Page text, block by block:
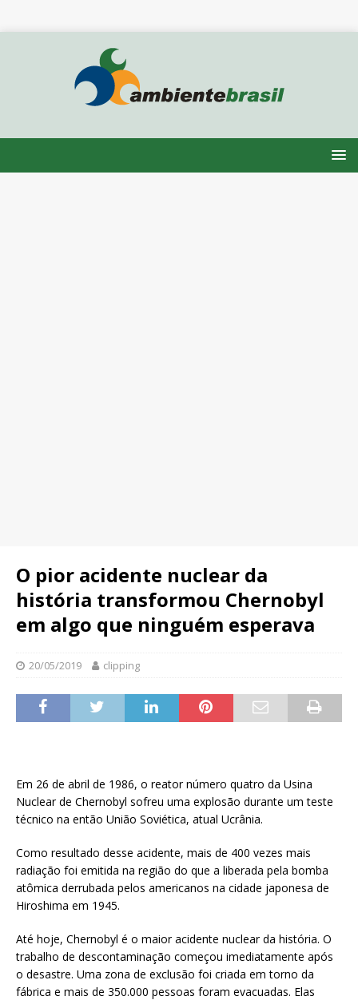
O pior acidente nuclear da
história transformou Chernobyl
em algo que ninguém esperava
20/05/2019 clipping
Em 26 de abril de 1986, o reator número quatro da Usina
Nuclear de Chernobyl sofreu uma explosão durante um teste
técnico na então União Soviética, atual Ucrânia.
Como resultado desse acidente, mais de 400 vezes mais
radiação foi emitida na região do que a liberada pela bomba
atômica derrubada pelos americanos na cidade japonesa de
Hiroshima em 1945.
Até hoje, Chernobyl é o maior acidente nuclear da história. O
trabalho de descontaminação começou imediatamente após
o desastre. Uma zona de exclusão foi criada em torno da
fábrica e mais de 350.000 pessoas foram evacuadas. Elas